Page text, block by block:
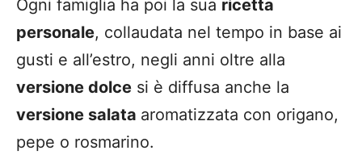
Ogni famiglia ha poi la sua ricetta
personale, collaudata nel tempo in base ai
gusti e all’estro, negli anni oltre alla
versione dolce si è diffusa anche la
versione salata aromatizzata con origano,
pepe o rosmarino.